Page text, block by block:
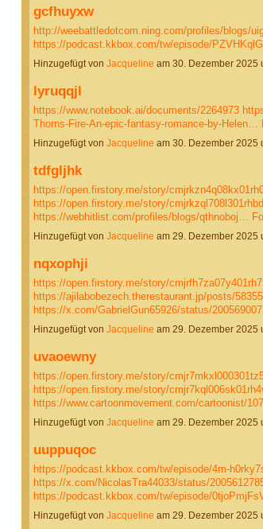
gcfhuyxw
http://weebattledotcom.ning.com/profiles/blogs/
https://podcast.kkbox.com/tw/episode/
Hinzugefügt von Jacqueline am 30. Dezember
lyruqqjl
https://www.notebook.ai/documents/2264973
Thorns-Fire-An-epic-fantasy-romance-by-Helen…
Hinzugefügt von Jacqueline am 30. Dezember
tdfgljhk
https://open.firstory.me/story/
https://open.firstory.me/story/
https://webhitlist.com/profiles/blogs/qthnoboj…
Hinzugefügt von Jacqueline am 29. Dezember
nqxophji
https://open.firstory.me/story/
https://ajilabobezech.therestaurant.jp/posts/
https://x.com/GabrielGun65926/status/
Hinzugefügt von Jacqueline am 29. Dezember
uvaoewny
https://open.firstory.me/story/
https://open.firstory.me/story/
https://www.cartoonmovement.com/cartoonist/
Hinzugefügt von Jacqueline am 29. Dezember
uuppuqoc
https://podcast.kkbox.com/tw/episode/4m-
https://x.com/NicolasTra44033/status/
https://podcast.kkbox.com/tw/episode/
Hinzugefügt von Jacqueline am 29. Dezember